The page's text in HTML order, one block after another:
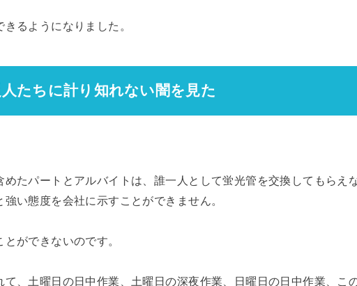
るようになりました。
たちに計り知れない闇を見た
たパートとアルバイトは、誰一人として蛍光管を交換してもらえ
い態度を会社に示すことができません。
ができないのです。
て、土曜日の日中作業、土曜日の深夜作業、日曜日の日中作業、こ